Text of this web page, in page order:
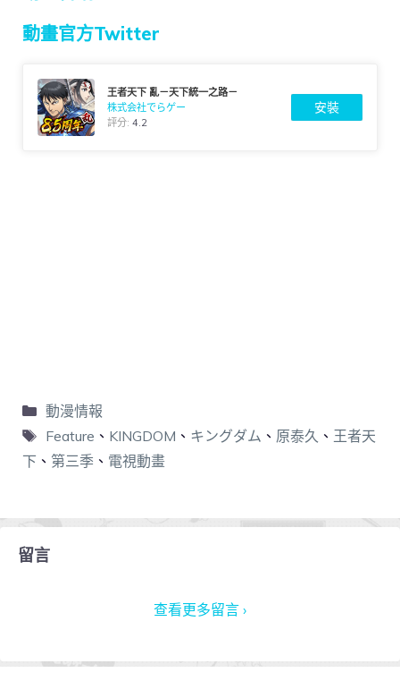
動畫官方Twitter
王者天下 亂－天下統一之路－
株式会社でらゲー
評分:4.2
安裝
動漫情報
Feature 、 KINGDOM 、 キングダム 、 原泰久 、 王者天
下 、 第三季 、 電視動畫
留言
查看更多留言 ›